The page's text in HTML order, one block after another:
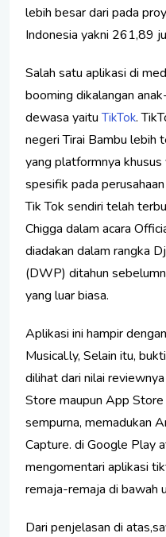
lebih besar dari pada
Indonesia yakni 261,89
Salah satu aplikasi di
booming dikalangan
dewasa yaitu TikTok.
negeri Tirai Bambu lebih
yang platformnya
spesifik pada
Tik Tok sendiri telah
Chigga dalam acara
diadakan dalam rangka
(DWP) ditahun
yang luar biasa.
Aplikasi ini hampir
Musical.ly, Selain itu,
dilihat dari nilai
Store maupun App
sempurna, memadukan
Capture. di Google Play
mengomentari aplikasi
remaja-remaja di bawah
Dari penjelasan di